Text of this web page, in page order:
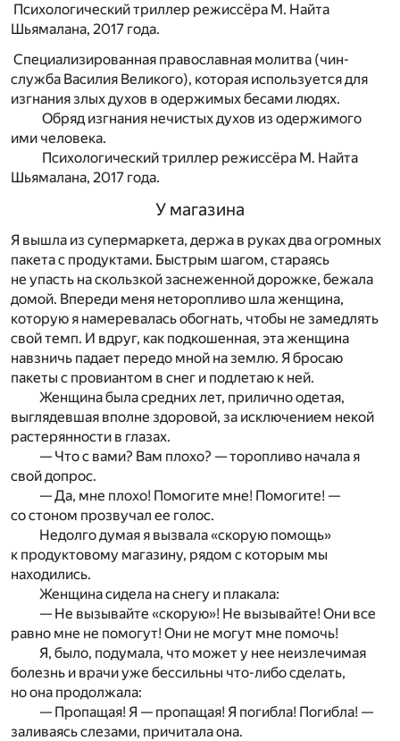
Психологический триллер режиссёра М. Найта
Шьямалана, 2017 года.
Специализированная православная молитва (чин-
служба Василия Великого), которая используется для
изгнания злых духов в одержимых бесами людях.
Обряд изгнания нечистых духов из одержимого
ими человека.
Психологический триллер режиссёра М. Найта
Шьямалана, 2017 года.
У магазина
Я вышла из супермаркета, держа в руках два огромных
пакета с продуктами. Быстрым шагом, стараясь
не упасть на скользкой заснеженной дорожке, бежала
домой. Впереди меня неторопливо шла женщина,
которую я намеревалась обогнать, чтобы не замедлять
свой темп. И вдруг, как подкошенная, эта женщина
навзничь падает передо мной на землю. Я бросаю
пакеты с провиантом в снег и подлетаю к ней.
Женщина была средних лет, прилично одетая,
выглядевшая вполне здоровой, за исключением некой
растерянности в глазах.
— Что с вами? Вам плохо? — торопливо начала я
свой допрос.
— Да, мне плохо! Помогите мне! Помогите! —
со стоном прозвучал ее голос.
Недолго думая я вызвала «скорую помощь»
к продуктовому магазину, рядом с которым мы
находились.
Женщина сидела на снегу и плакала:
— Не вызывайте «скорую»! Не вызывайте! Они все
равно мне не помогут! Они не могут мне помочь!
Я, было, подумала, что может у нее неизлечимая
болезнь и врачи уже бессильны что-либо сделать,
но она продолжала:
— Пропащая! Я — пропащая! Я погибла! Погибла! —
заливаясь слезами, причитала она.